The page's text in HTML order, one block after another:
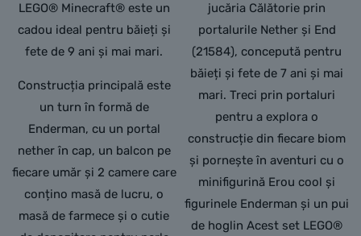
LEGO® Minecraft® este un
cadou ideal pentru băieți și
fete de 9 ani și mai mari.
Construcția principală este
un turn în formă de
Enderman, cu un portal
nether în cap, un balcon pe
fiecare umăr și 2 camere care
conțino masă de lucru, o
masă de farmece și o cutie
jucăria Călătorie prin
portalurile Nether și End
(21584), concepută pentru
băieți și fete de 7 ani și mai
mari. Treci prin portaluri
pentru a explora o
construcție din fiecare biom
și pornește în aventuri cu o
minifigurină Erou cool și
figurinele Enderman și un pui
de hoglin Acest set LEGO®